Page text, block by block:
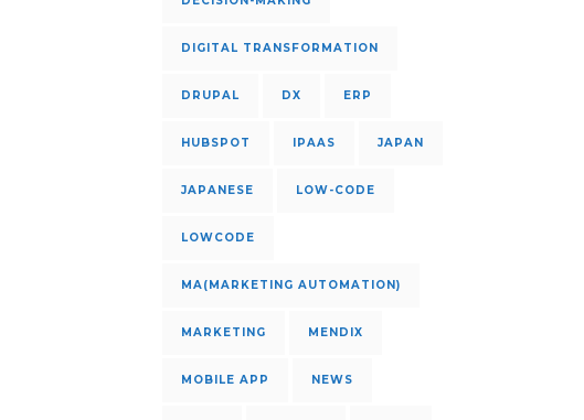
DIGITAL TRANSFORMATION
DRUPAL DX ERP
HUBSPOT IPAAS JAPAN
JAPANESE LOW-CODE
LOWCODE
MA(MARKETING AUTOMATION)
MARKETING MENDIX
MOBILE APP NEWS